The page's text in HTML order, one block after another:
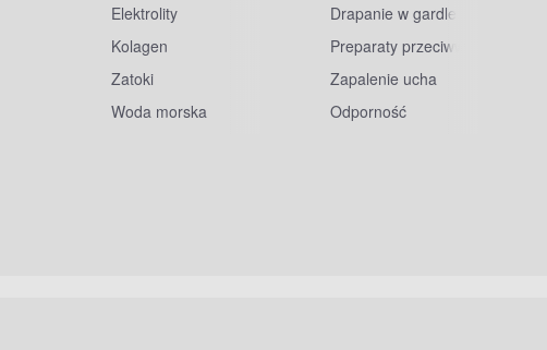
Elektrolity
Kolagen
Zatoki
Woda morska
Drapanie w gardle
Preparaty przeciwwirusowe
Zapalenie ucha
Odporność